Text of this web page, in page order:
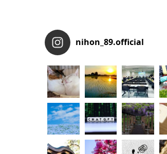
nihon_89.official